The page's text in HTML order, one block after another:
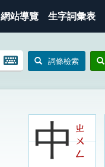
網站導覽 生字詞彙表
開
鍵
詞條檢索
中ㄓ
ㄨ
ㄥ